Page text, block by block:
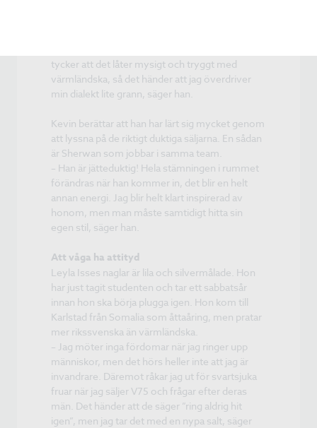
tycker att det låter mysigt och tryggt med
värmländska, så det händer att jag överdriver
min dialekt lite grann, säger han.
Kevin berättar att han har lärt sig mycket genom
att lyssna på de riktigt duktiga säljarna. En sådan
är Sherwan som jobbar i samma team.
– Han är jätteduktig! Hela stämningen i rummet
förändras när han kommer in, det blir en helt
annan energi. Jag blir helt klart inspirerad av
honom, men man måste samtidigt hitta sin
egen stil, säger han.
Att våga ha attityd
Leyla Isses naglar är lila och silvermålade. Hon
har just tagit studenten och tar ett sabbatsår
innan hon ska börja plugga igen. Hon kom till
Karlstad från Somalia som åttaåring, men pratar
mer rikssvenska än värmländska.
– Jag möter inga fördomar när jag ringer upp
människor, men det hörs heller inte att jag är
invandrare. Däremot råkar jag ut för svartsjuka
fruar när jag säljer V75 och frågar efter deras
män. Det händer att de säger ”ring aldrig hit
igen”, men jag tar det med en nypa salt, säger